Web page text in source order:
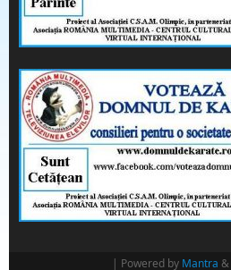
| Powered by Mantra &